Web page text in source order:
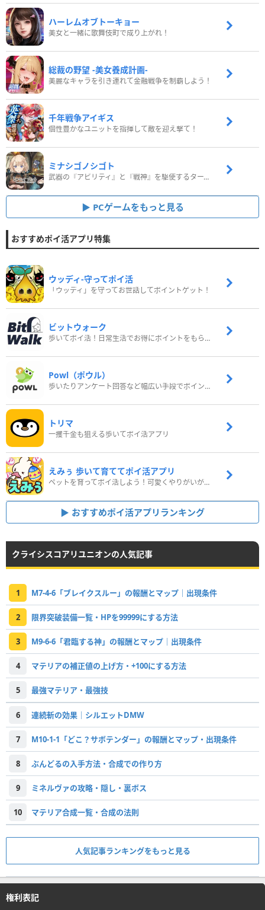
ハーレムオブトーキョー
美女と一緒に歌舞伎町で成り上がれ！
総裁の野望 -美女養成計画-
美麗なキャラを引き連れて金融戦争を制覇しよう！
千年戦争アイギス
個性豊かなユニットを指揮して敵を迎え撃て！
ミナシゴノシゴト
武器の『アビリティ』と『戦神』を駆使するターン制コマンドバトルRPG！
PCゲームをもっと見る
おすすめポイ活アプリ特集
ウッディ‐守ってポイ活
「ウッディ」を守ってお世話してポイントゲット！
ビットウォーク
歩いてポイ活！日常生活でお得にポイントをもらおう
Powl（ポウル）
歩いたりアンケート回答など幅広い手段でポイントをゲット
トリマ
一攫千金も狙える歩いてポイ活アプリ
えみぅ 歩いて育ててポイ活アプリ
ペットを育ってポイ活しよう！可愛くやりがいがある新感覚アプリ
おすすめポイ活アプリランキング
クライシスコアリユニオンの人気記事
1 M7-4-6「ブレイクスルー」の報酬とマップ｜出現条件
2 限界突破装備一覧・HPを99999にする方法
3 M9-6-6「君臨する神」の報酬とマップ｜出現条件
4 マテリアの補正値の上げ方・+100にする方法
5 最強マテリア・最強技
6 連続斬の効果｜シルエットDMW
7 M10-1-1「どこ？サボテンダー」の報酬とマップ・出現条件
8 ぶんどるの入手方法・合成での作り方
9 ミネルヴァの攻略・隠し・裏ボス
10 マテリア合成一覧・合成の法則
人気記事ランキングをもっと見る
権利表記